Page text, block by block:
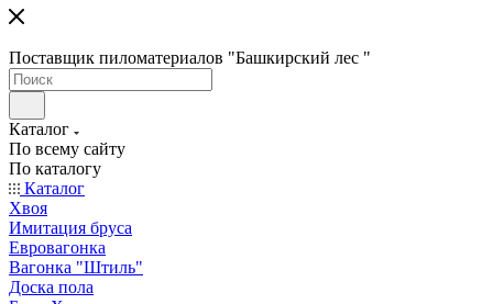
Поставщик пиломатериалов "Башкирский лес "
Каталог
По всему сайту
По каталогу
Каталог
Хвоя
Имитация бруса
Евровагонка
Вагонка "Штиль"
Доска пола